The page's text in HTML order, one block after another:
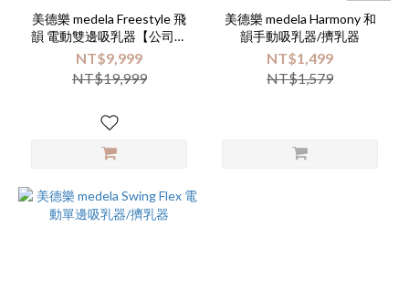
美德樂 medela Freestyle 飛
韻 電動雙邊吸乳器【公司指
寄免運】
NT$9,999
NT$19,999
美德樂 medela Harmony 和
韻手動吸乳器/擠乳器
NT$1,499
NT$1,579